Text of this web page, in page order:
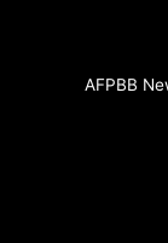
AFPBB